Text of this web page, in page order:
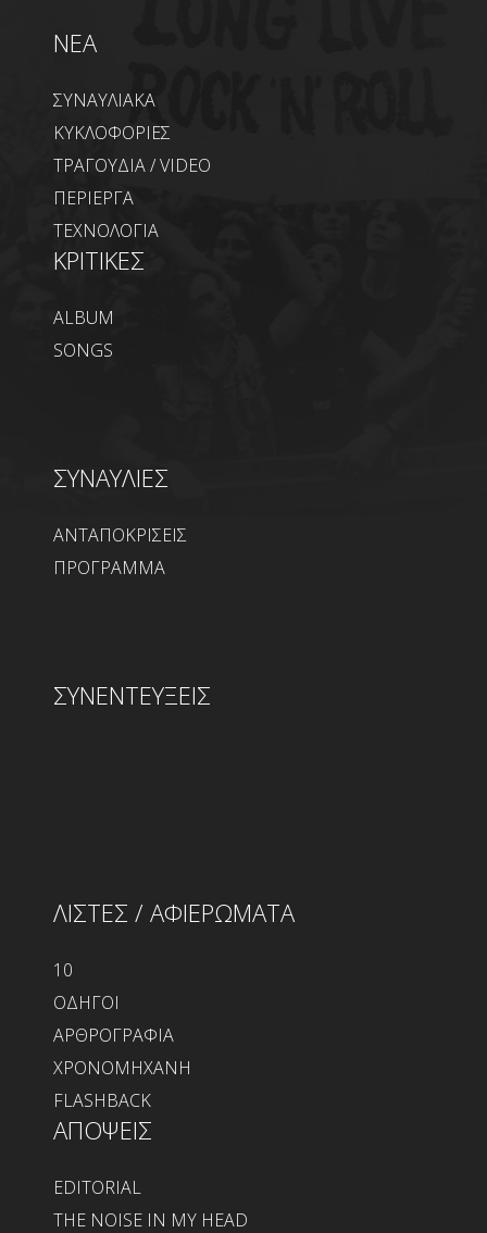
NEA
ΣΥΝΑΥΛΙΑΚΑ
ΚΥΚΛΟΦΟΡΙΕΣ
ΤΡΑΓΟΥΔΙΑ / VIDEO
ΠΕΡΙΕΡΓΑ
ΤΕΧΝΟΛΟΓΙΑ
ΚΡΙΤΙΚΕΣ
ALBUM
SONGS
ΣΥΝΑΥΛΙΕΣ
ΑΝΤΑΠΟΚΡΙΣΕΙΣ
ΠΡΟΓΡΑΜΜΑ
ΣΥΝΕΝΤΕΥΞΕΙΣ
ΛΙΣΤΕΣ / ΑΦΙΕΡΩΜΑΤΑ
10
ΟΔΗΓΟΙ
ΑΡΘΡΟΓΡΑΦΙΑ
ΧΡΟΝΟΜΗΧΑΝΗ
FLASHBACK
ΑΠΟΨΕΙΣ
EDITORIAL
THE NOISE IN MY HEAD